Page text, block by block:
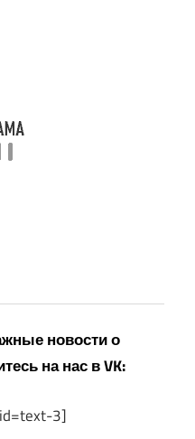
новости о
на нас в VK:
3]